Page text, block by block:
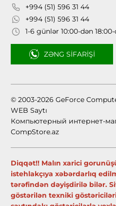
+994 (51) 596 31 44
+994 (51) 596 31 44
1-6 günlər 10:00-dən
ZƏNG SIFARIŞI
© 2003-2026 GeForce
WEB Saytı
Компьютерный интернет-
CompStore.az
Diqqət!! Malın xarici
istehlakçıya xəbərdarlıq
tərəfindən dəyişdirilə bilər.
göstərilən texniki